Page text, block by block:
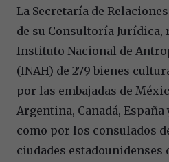
La Secretaría de
de su Consultoría Jurídica,
Instituto Nacional de
(INAH) de 279 bienes
por las embajadas de
Argentina, Canadá,
como por los consulados
ciudades estadounidenses